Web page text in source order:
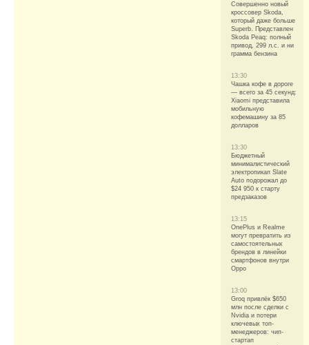
Совершенно новый
кроссовер Skoda,
который даже больше
Superb. Представлен
Skoda Peaq: полный
привод, 299 л.с. и ни
грамма бензина
13:30
Чашка кофе в дороге
— всего за 45 секунд:
Xiaomi представила
мобильную
кофемашину за 85
долларов
13:30
Бюджетный
минималистический
электропикап Slate
Auto подорожал до
$24 950 к старту
предзаказов
13:15
OnePlus и Realme
могут превратить из
самостоятельных
брендов в линейки
смартфонов внутри
Oppo
13:00
Groq привлёк $650
млн после сделки с
Nvidia и потери
ключевых топ-
менеджеров: чип-
стартап